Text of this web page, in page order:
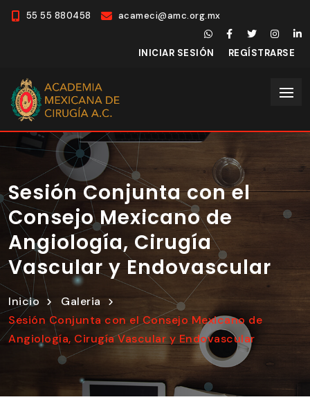
55 55 880458 acameci@amc.org.mx
INICIAR SESIÓN REGÍSTRARSE
Sesión Conjunta con el
Consejo Mexicano de
Angiología, Cirugía
Vascular y Endovascular
Inicio
Galeria
Sesión Conjunta con el Consejo Mexicano de
Angiología, Cirugía Vascular y Endovascular